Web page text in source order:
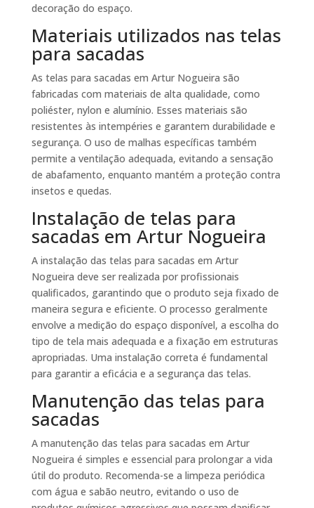
decoração do espaço.
Materiais utilizados nas telas
para sacadas
As telas para sacadas em Artur Nogueira são
fabricadas com materiais de alta qualidade, como
poliéster, nylon e alumínio. Esses materiais são
resistentes às intempéries e garantem durabilidade e
segurança. O uso de malhas específicas também
permite a ventilação adequada, evitando a sensação
de abafamento, enquanto mantém a proteção contra
insetos e quedas.
Instalação de telas para
sacadas em Artur Nogueira
A instalação das telas para sacadas em Artur
Nogueira deve ser realizada por profissionais
qualificados, garantindo que o produto seja fixado de
maneira segura e eficiente. O processo geralmente
envolve a medição do espaço disponível, a escolha do
tipo de tela mais adequada e a fixação em estruturas
apropriadas. Uma instalação correta é fundamental
para garantir a eficácia e a segurança das telas.
Manutenção das telas para
sacadas
A manutenção das telas para sacadas em Artur
Nogueira é simples e essencial para prolongar a vida
útil do produto. Recomenda-se a limpeza periódica
com água e sabão neutro, evitando o uso de